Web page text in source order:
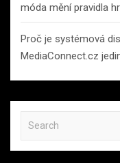
móda mění pravidla
Proč je systémová
MediaConnect.cz
a